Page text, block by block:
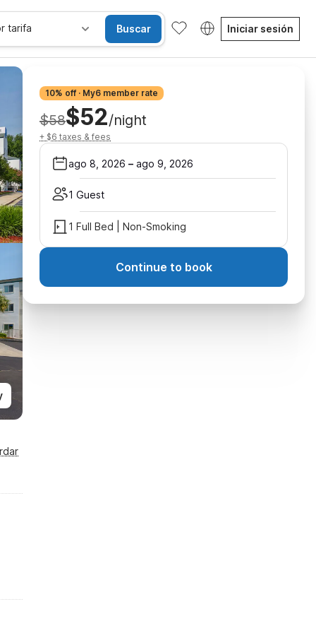
tarifa Buscar Iniciar sesión
10% off · My6 member rate
$58$52/night
+ $6 taxes & fees
ago 8, 2026 – ago 9, 2026
1 Guest
1 Full Bed | Non-Smoking
Continue to book